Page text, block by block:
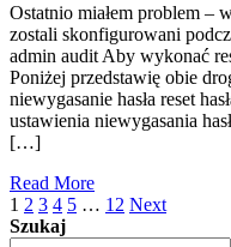
Ostatnio miałem problem –
zostali skonfigurowani
admin audit Aby wykonać
Poniżej przedstawię obie
niewygasanie hasła reset
ustawienia niewygasania
[…]
Read More
Posts
Navigation
Page
1 Page
2 Page
3 Page
4 Page
5 … Page
12 Next
Szukaj